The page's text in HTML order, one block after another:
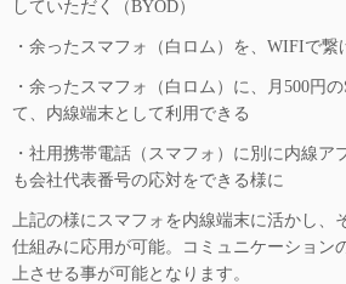
していただく（BYOD）
・余ったスマフォ（白ロム）を、WIFIで
・余ったスマフォ（白ロム）に、月500円
て、内線端末として利用できる
・社用携帯電話（スマフォ）に別に内線ア
も会社代表番号の応対をできる様に
上記の様にスマフォを内線端末に活かし、
仕組みに応用が可能。コミュニケーション
上させる事が可能となります。